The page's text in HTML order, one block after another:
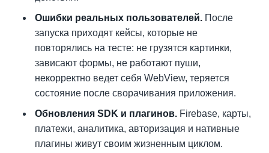
Ошибки реальных пользователей. После
запуска приходят кейсы, которые не
повторялись на тесте: не грузятся картинки,
зависают формы, не работают пуши,
некорректно ведет себя WebView, теряется
состояние после сворачивания приложения.
Обновления SDK и плагинов. Firebase, карты,
платежи, аналитика, авторизация и нативные
плагины живут своим жизненным циклом.